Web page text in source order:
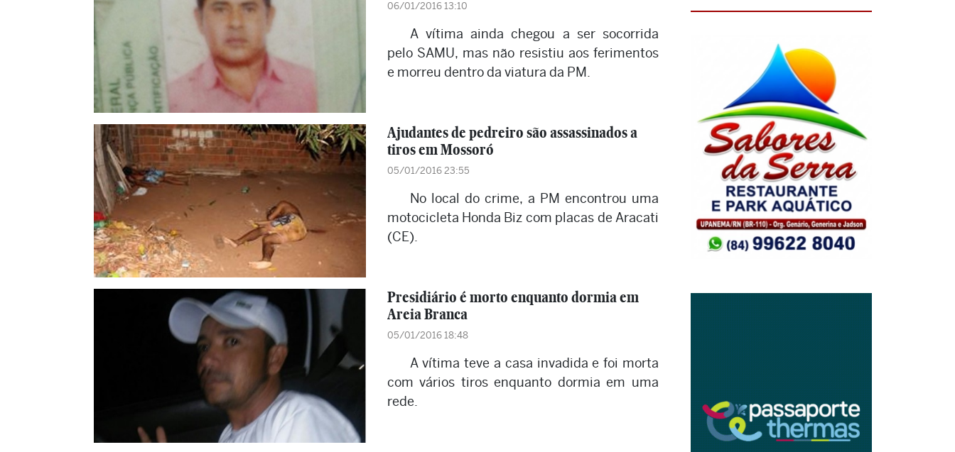
06/01/2016 13:10
A vítima ainda chegou a ser socorrida
pelo SAMU, mas não resistiu aos ferimentos
e morreu dentro da viatura da PM.
Ajudantes de pedreiro são assassinados a
tiros em Mossoró
05/01/2016 23:55
No local do crime, a PM encontrou uma
motocicleta Honda Biz com placas de Aracati
(CE).
Presidiário é morto enquanto dormia em
Areia Branca
05/01/2016 18:48
A vítima teve a casa invadida e foi morta
com vários tiros enquanto dormia em uma
rede.